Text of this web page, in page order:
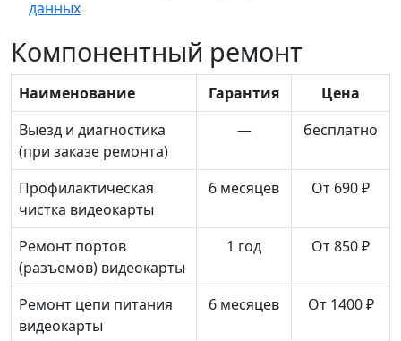
данных
Компонентный ремонт
Наименование Гарантия
Цена
Выезд и диагностика
(при заказе ремонта)
— бесплатно
Профилактическая
чистка видеокарты
6 месяцев От 690 ₽
Ремонт портов
(разъемов) видеокарты
1 год От 850 ₽
Ремонт цепи питания
видеокарты
6 месяцев От 1400 ₽